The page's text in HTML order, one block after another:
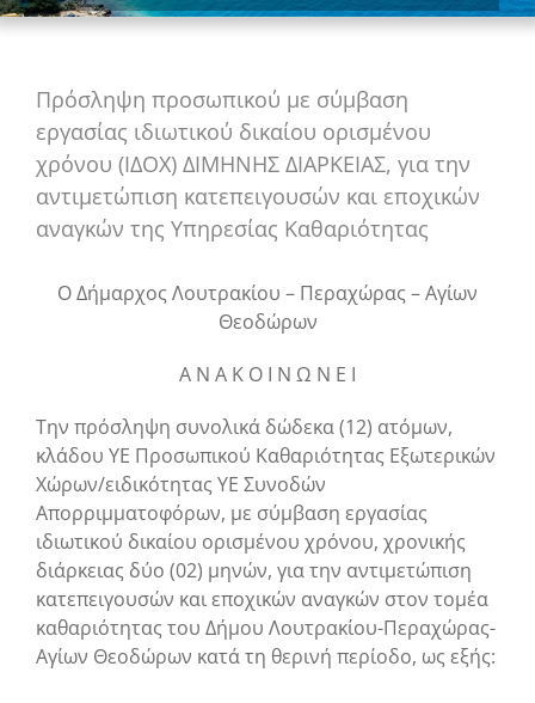
Πρόσληψη προσωπικού με σύμβαση
εργασίας ιδιωτικού δικαίου ορισμένου
χρόνου (ΙΔΟΧ) ΔΙΜΗΝΗΣ ΔΙΑΡΚΕΙΑΣ, για την
αντιμετώπιση κατεπειγουσών και εποχικών
αναγκών της Υπηρεσίας Καθαριότητας
Ο Δήμαρχος Λουτρακίου – Περαχώρας – Αγίων
Θεοδώρων
Α Ν Α Κ Ο Ι Ν Ω Ν Ε Ι
Την πρόσληψη συνολικά δώδεκα (12) ατόμων,
κλάδου ΥΕ Προσωπικού Καθαριότητας Εξωτερικών
Χώρων/ειδικότητας ΥΕ Συνοδών
Απορριμματοφόρων, με σύμβαση εργασίας
ιδιωτικού δικαίου ορισμένου χρόνου, χρονικής
διάρκειας δύο (02) μηνών, για την αντιμετώπιση
κατεπειγουσών και εποχικών αναγκών στον τομέα
καθαριότητας του Δήμου Λουτρακίου-Περαχώρας-
Αγίων Θεοδώρων κατά τη θερινή περίοδο, ως εξής: